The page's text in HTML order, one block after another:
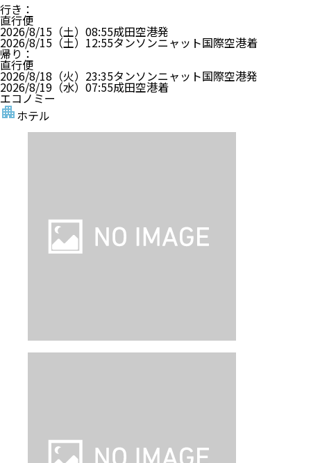
行き ：
直行便
2026/8/15（土） 08:55成田空港発
2026/8/15（土） 12:55タンソンニャット国際空港着
帰り ：
直行便
2026/8/18（火） 23:35タンソンニャット国際空港発
2026/8/19（水） 07:55成田空港着
エコノミー
ホテル